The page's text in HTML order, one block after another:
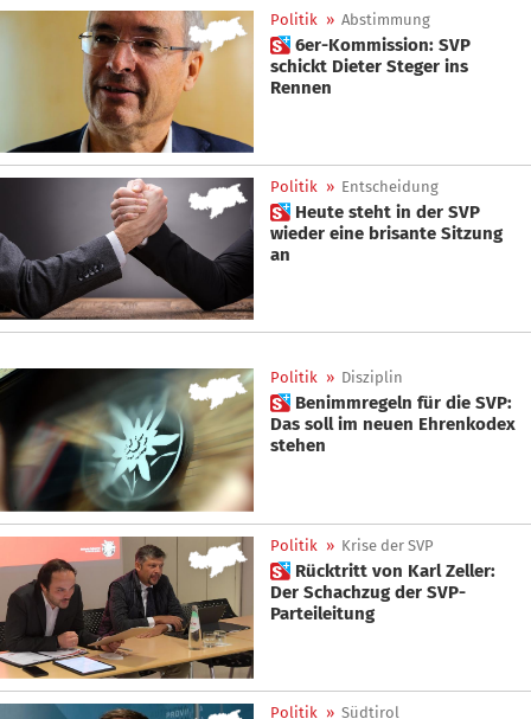
Politik » Abstimmung
 6er-Kommission: SVP
schickt Dieter Steger ins
Rennen
Politik » Entscheidung
 Heute steht in der SVP
wieder eine brisante Sitzung
an
Politik » Disziplin
 Benimmregeln für die SVP:
Das soll im neuen Ehrenkodex
stehen
Politik » Krise der SVP
 Rücktritt von Karl Zeller:
Der Schachzug der SVP-
Parteileitung
Politik » Südtirol